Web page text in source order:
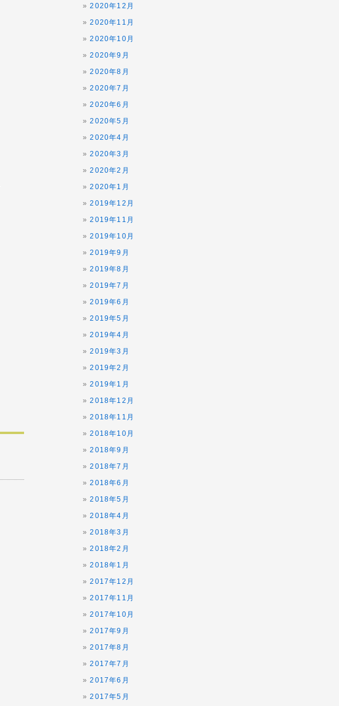
2020年12月
2020年11月
2020年10月
2020年9月
2020年8月
2020年7月
2020年6月
2020年5月
2020年4月
2020年3月
2020年2月
2020年1月
2019年12月
2019年11月
2019年10月
2019年9月
2019年8月
2019年7月
2019年6月
2019年5月
2019年4月
2019年3月
2019年2月
2019年1月
2018年12月
2018年11月
2018年10月
2018年9月
2018年7月
2018年6月
2018年5月
2018年4月
2018年3月
2018年2月
2018年1月
2017年12月
2017年11月
2017年10月
2017年9月
2017年8月
2017年7月
2017年6月
2017年5月